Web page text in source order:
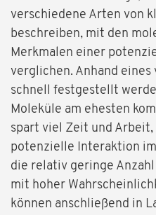
verschiedene Arten von
beschreiben, mit den
Merkmalen einer
verglichen. Anhand
schnell festgestellt
Moleküle am ehesten
spart viel Zeit und
potenzielle Interaktion
die relativ geringe
mit hoher
können anschließend in